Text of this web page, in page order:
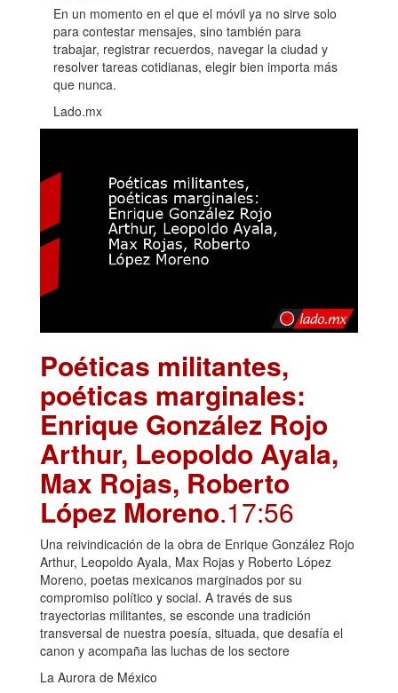
En un momento en el que el móvil ya no sirve solo
para contestar mensajes, sino también para
trabajar, registrar recuerdos, navegar la ciudad y
resolver tareas cotidianas, elegir bien importa más
que nunca.
Lado.mx
Poéticas militantes,
poéticas marginales:
Enrique González Rojo
Arthur, Leopoldo Ayala,
Max Rojas, Roberto
López Moreno.17:56
Una reivindicación de la obra de Enrique González Rojo
Arthur, Leopoldo Ayala, Max Rojas y Roberto López
Moreno, poetas mexicanos marginados por su
compromiso político y social. A través de sus
trayectorias militantes, se esconde una tradición
transversal de nuestra poesía, situada, que desafía el
canon y acompaña las luchas de los sectore
La Aurora de México